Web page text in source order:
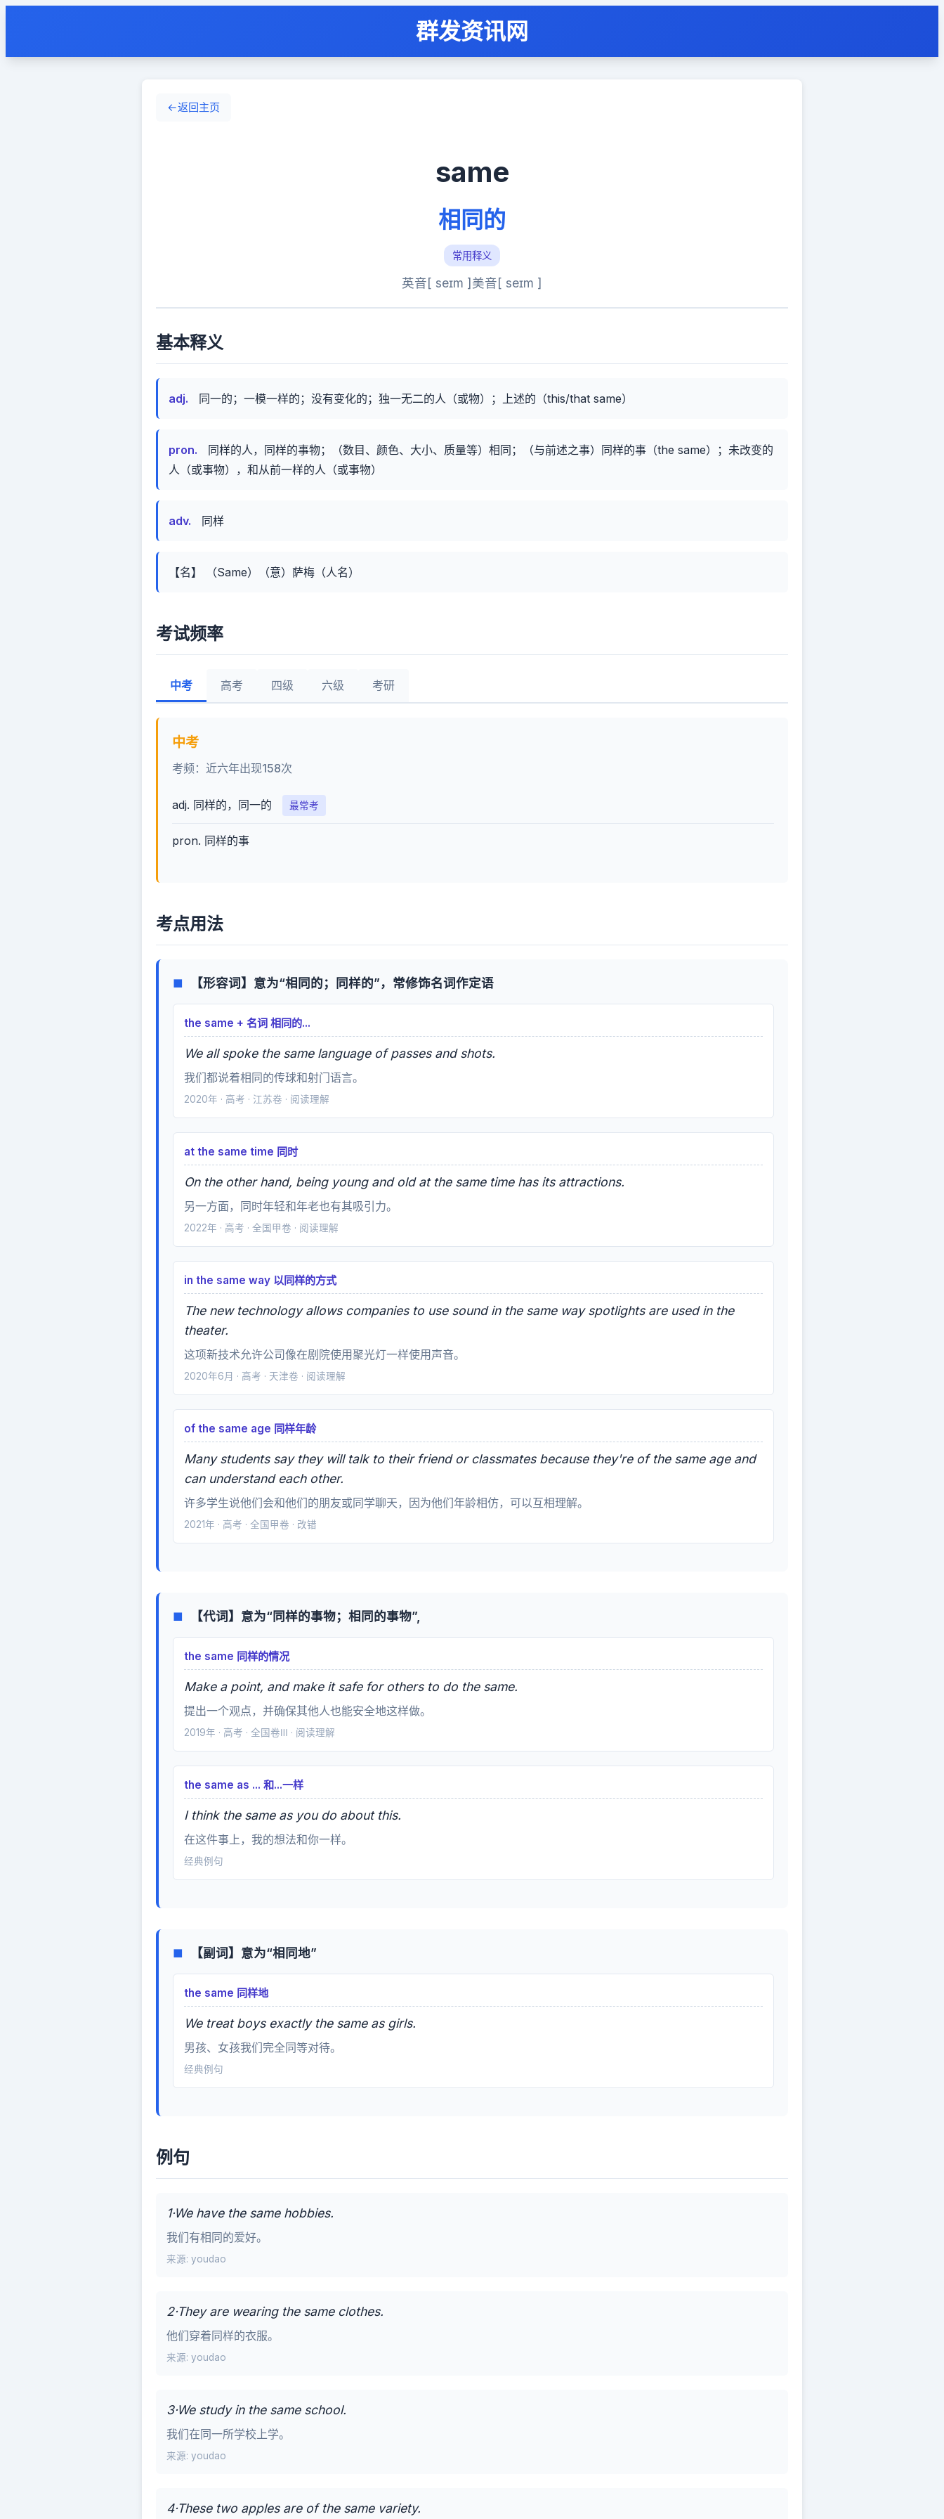
群发资讯网
←返回主页
same
相同的
常用释义
英音[ seɪm ] 美音[ seɪm ]
基本释义
adj. 同一的；一模一样的；没有变化的；独一无二的人（或物）；上述的（this/that same）
pron.
同样的人，同样的事物；（数目、颜色、大小、质量等）相同；（与前述之事）同样的事（the same）；未改变的
人（或事物），和从前一样的人（或事物）
adv. 同样
【名】 （Same）（意）萨梅（人名）
考试频率
中考 高考 四级 六级 考研
中考
考频：近六年出现158次
adj. 同样的，同一的 最常考
pron. 同样的事
考点用法
■ 【形容词】意为“相同的；同样的”，常修饰名词作定语
the same + 名词 相同的...
We all spoke the same language of passes and shots.
我们都说着相同的传球和射门语言。
2020年 · 高考 · 江苏卷 · 阅读理解
at the same time 同时
On the other hand, being young and old at the same time has its attractions.
另一方面，同时年轻和年老也有其吸引力。
2022年 · 高考 · 全国甲卷 · 阅读理解
in the same way 以同样的方式
The new technology allows companies to use sound in the same way spotlights are used in the
theater.
这项新技术允许公司像在剧院使用聚光灯一样使用声音。
2020年6月 · 高考 · 天津卷 · 阅读理解
of the same age 同样年龄
Many students say they will talk to their friend or classmates because they're of the same age and
can understand each other.
许多学生说他们会和他们的朋友或同学聊天，因为他们年龄相仿，可以互相理解。
2021年 · 高考 · 全国甲卷 · 改错
■ 【代词】意为“同样的事物；相同的事物”,
the same 同样的情况
Make a point, and make it safe for others to do the same.
提出一个观点，并确保其他人也能安全地这样做。
2019年 · 高考 · 全国卷Ⅲ · 阅读理解
the same as ... 和...一样
I think the same as you do about this.
在这件事上，我的想法和你一样。
经典例句
■ 【副词】意为“相同地”
the same 同样地
We treat boys exactly the same as girls.
男孩、女孩我们完全同等对待。
经典例句
例句
1·We have the same hobbies.
我们有相同的爱好。
来源: youdao
2·They are wearing the same clothes.
他们穿着同样的衣服。
来源: youdao
3·We study in the same school.
我们在同一所学校上学。
来源: youdao
4·These two apples are of the same variety.